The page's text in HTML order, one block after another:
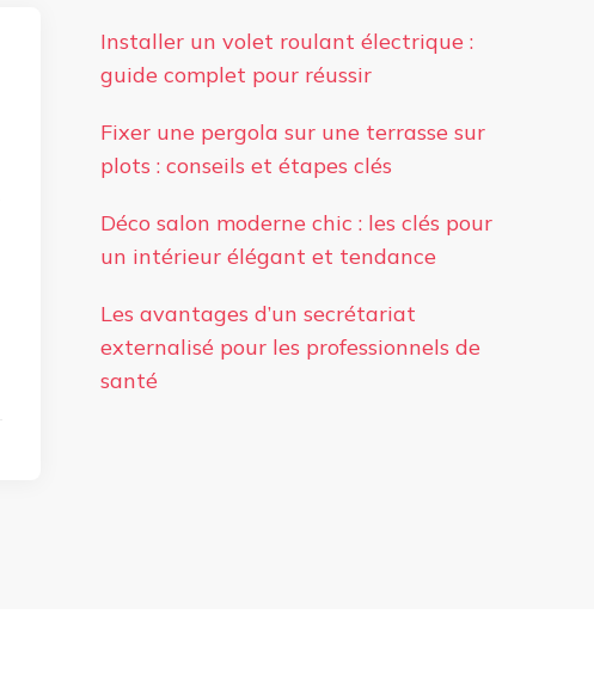
Installer un volet roulant électrique :
guide complet pour réussir
Fixer une pergola sur une terrasse sur
plots : conseils et étapes clés
Déco salon moderne chic : les clés pour
un intérieur élégant et tendance
Les avantages d’un secrétariat
externalisé pour les professionnels de
santé